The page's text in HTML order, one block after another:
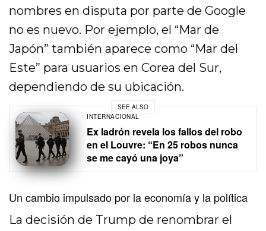
nombres en disputa por parte de Google
no es nuevo. Por ejemplo, el “Mar de
Japón” también aparece como “Mar del
Este” para usuarios en Corea del Sur,
dependiendo de su ubicación.
SEE ALSO
INTERNACIONAL
Ex ladrón revela los fallos del robo
en el Louvre: “En 25 robos nunca
se me cayó una joya”
Un cambio impulsado por la economía y la política
La decisión de Trump de renombrar el